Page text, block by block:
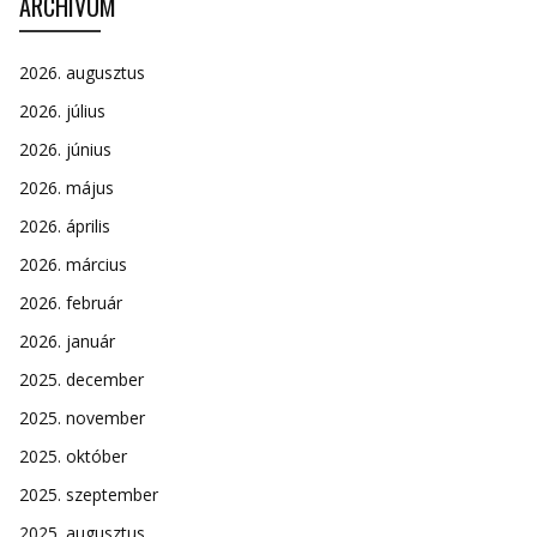
2026. augusztus
2026. július
2026. június
2026. május
2026. április
2026. március
2026. február
2026. január
2025. december
2025. november
2025. október
2025. szeptember